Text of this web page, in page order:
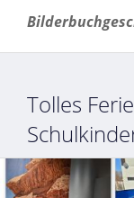
Tolles